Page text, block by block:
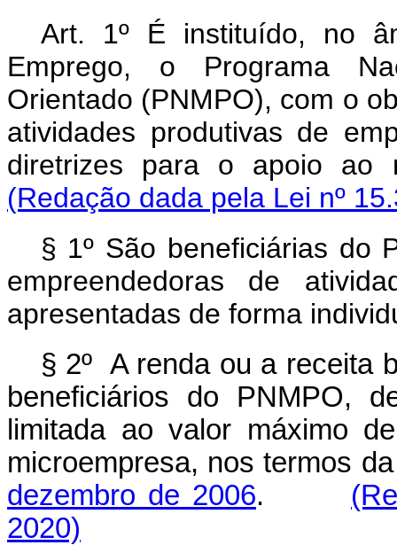
Art. 1º É instituído, no
Emprego, o Programa
Orientado (PNMPO), com o
atividades produtivas de
diretrizes para o apoio ao
(Redação dada pela Lei nº
§ 1º São beneficiárias do
empreendedoras de
apresentadas de forma
§ 2º A renda ou a receita
beneficiários do PNMPO,
limitada ao valor máximo
microempresa, nos termos
dezembro de 2006.
2020)